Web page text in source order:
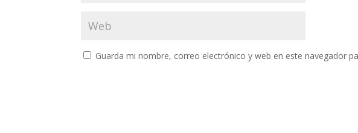
Guarda mi nombre, correo electrónico y web en este navegador